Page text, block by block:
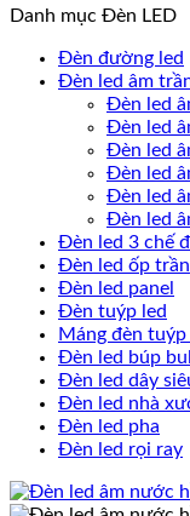
Danh mục Đèn LED
Đèn đường led
Đèn led âm
Đèn led
Đèn led
Đèn led
Đèn led
Đèn led
Đèn led
Đèn led 3 chế
Đèn led ốp trần
Đèn led panel
Đèn tuýp led
Máng đèn tuýp
Đèn led búp
Đèn led dây
Đèn led nhà
Đèn led pha
Đèn led rọi ray